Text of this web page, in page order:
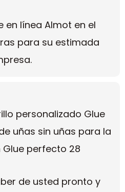
en línea Almot en el
para su estimada
de usted pronto y